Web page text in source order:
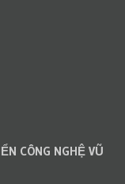
CÔNG NGHỆ VŨ